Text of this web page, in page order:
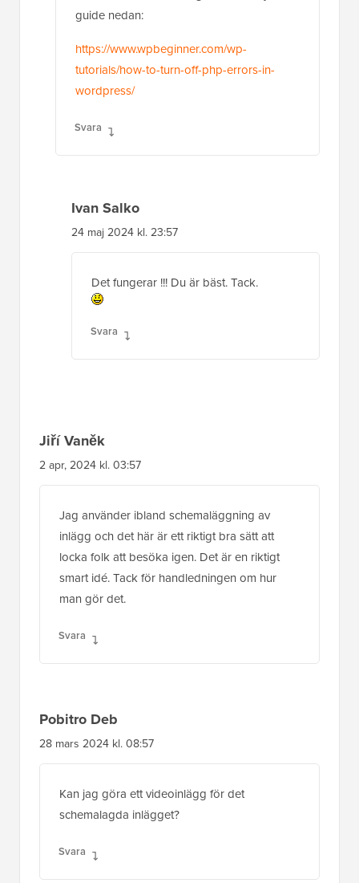
guide nedan:
https://www.wpbeginner.com/wp-
tutorials/how-to-turn-off-php-errors-in-
wordpress/
Svara
Ivan Salko
24 maj 2024 kl. 23:57
Det fungerar !!! Du är bäst. Tack.
Svara
Jiří Vaněk
2 apr, 2024 kl. 03:57
Jag använder ibland schemaläggning av
inlägg och det här är ett riktigt bra sätt att
locka folk att besöka igen. Det är en riktigt
smart idé. Tack för handledningen om hur
man gör det.
Svara
Pobitro Deb
28 mars 2024 kl. 08:57
Kan jag göra ett videoinlägg för det
schemalagda inlägget?
Svara